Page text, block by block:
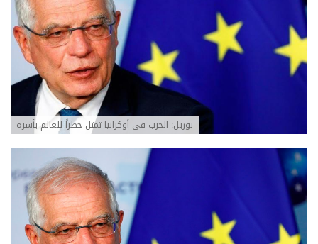
بوريل: الحرب في أوكرانيا تمثل خطراً للعالم بأسره